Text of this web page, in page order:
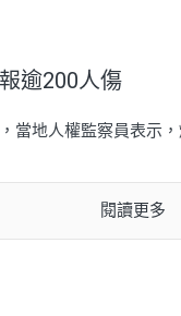
逾200人傷
當地人權監察員表示
閱讀更多